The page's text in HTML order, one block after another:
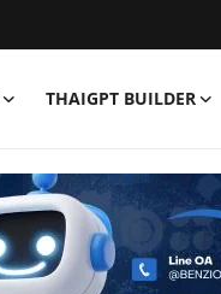
THAIGPT BUILDER